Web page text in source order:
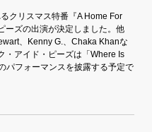
クリスマス特番『A Home For
ーズの出演が決定しました。他
、Kenny G.、Chaka Khanな
・アイド・ピーズは「Where Is
パフォーマンスを披露する予定で